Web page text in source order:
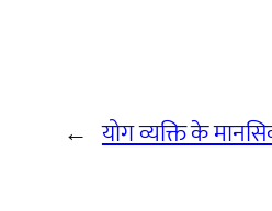
← योग व्यक्ति के